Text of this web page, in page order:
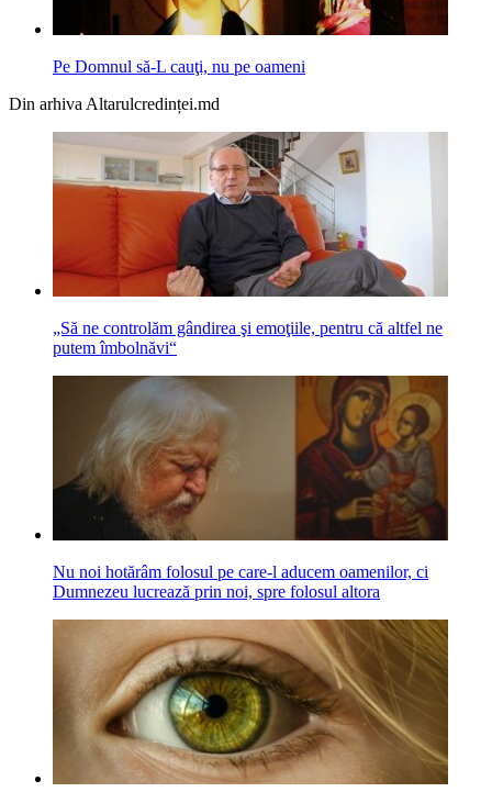
Pe Domnul să-L cauţi, nu pe oameni
Din arhiva Altarulcredinței.md
„Să ne controlăm gândirea şi emoţiile, pentru că altfel ne
putem îmbolnăvi“
Nu noi hotărâm folosul pe care-l aducem oamenilor, ci
Dumnezeu lucrează prin noi, spre folosul altora